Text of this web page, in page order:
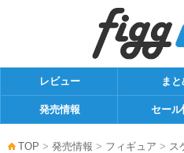
レビュー ま
発売情報 セール
TOP > 発売情報 > フィギュア > ス